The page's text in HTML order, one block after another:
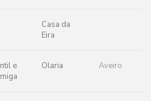
Casa da
Eira
e
Olaria Aveiro